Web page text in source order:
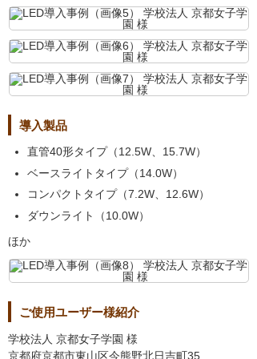
導入製品
直管40形タイプ（12.5W、15.7W）
ベースライトタイプ（14.0W）
コンパクトタイプ（7.2W、12.6W）
ダウンライト（10.0W）
ほか
ご使用ユーザー様紹介
学校法人 京都女子学園 様
京都府京都市東山区今熊野北日吉町35